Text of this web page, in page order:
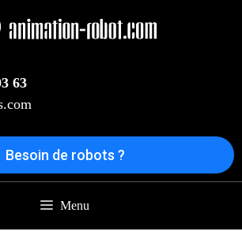
63
Besoin de robots ?
Menu